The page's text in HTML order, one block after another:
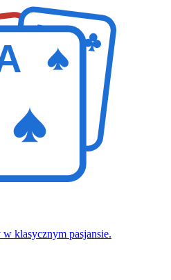
K
w klasycznym pasjansie.